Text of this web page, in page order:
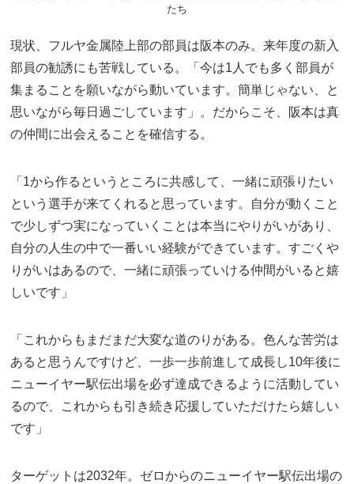
たち
現状、フルヤ金属陸上部の部員は阪本のみ。来年度の新入
部員の勧誘にも苦戦している。「今は1人でも多く部員が
集まることを願いながら動いています。簡単じゃない、と
思いながら毎日過ごしています」。だからこそ、阪本は真
の仲間に出会えることを確信する。
「1から作るというところに共感して、一緒に頑張りたい
という選手が来てくれると思っています。自分が動くこと
で少しずつ実になっていくことは本当にやりがいがあり、
自分の人生の中で一番いい経験ができています。すごくや
りがいはあるので、一緒に頑張っていける仲間がいると嬉
しいです」
「これからもまだまだ大変な道のりがある。色んな苦労は
あると思うんですけど、一歩一歩前進して成長し10年後に
ニューイヤー駅伝出場を必ず達成できるように活動してい
るので、これからも引き続き応援していただけたら嬉しい
です」
ターゲットは2032年。ゼロからのニューイヤー駅伝出場の